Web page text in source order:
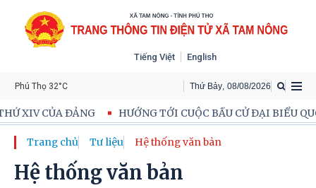
Tiếng Việt English
Thứ Bảy 08/08/2026
Phú Thọ 32°C
XIV CỦA ĐẢNG HƯỚNG TỚI CUỘC BẦU CỬ ĐẠI BIỂU
Trang chủ Tư liệu Hệ thống văn bản
Hệ thống văn bản